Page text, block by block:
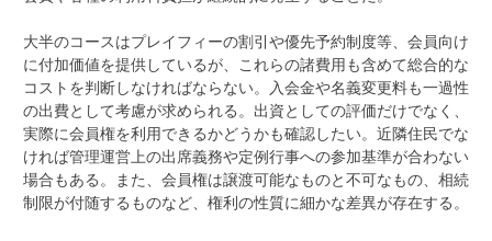
大半のコースはプレイフィーの割引や優先予約制度等、会員向け
に付加価値を提供しているが、これらの諸費用も含めて総合的な
コストを判断しなければならない。入会金や名義変更料も一過性
の出費として考慮が求められる。出資としての評価だけでなく、
実際に会員権を利用できるかどうかも確認したい。近隣住民でな
ければ管理運営上の出席義務や定例行事への参加基準が合わない
場合もある。また、会員権は譲渡可能なものと不可なもの、相続
制限が付随するものなど、権利の性質に細かな差異が存在する。